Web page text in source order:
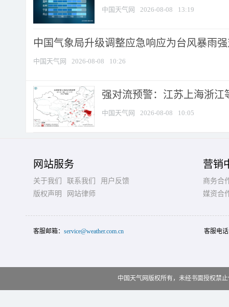
中国天气网 2026-08-08 13:19
中国气象局升级调整应急响应为台风暴雨
中国天气网 2026-08-08 10:26
强对流预警：江苏上海浙江
中国天气网 2026-08-08 10:05
网站服务
关于我们 联系我们
用户反馈
版权声明
网站律师
营销
商务合
媒资合
客服邮箱： service@weather.com.cn 客服电
中国天气网版权所有，未经书面授权